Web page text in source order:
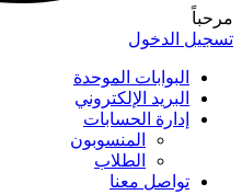
مرحباً
تسجيل الدخول
البوابات الموحدة
البريد الإلكتروني
إدارة الحسابات
المنسوبون
الطلاب
تواصل معنا